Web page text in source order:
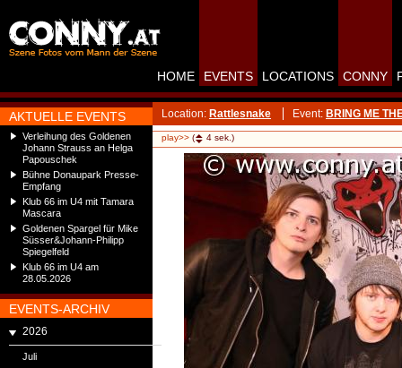
AKTUELLE EVENTS
Verleihung des Goldenen
Johann Strauss an Helga
Papouschek
Bühne Donaupark Presse-
Empfang
Klub 66 im U4 mit Tamara
Mascara
Goldenen Spargel für Mike
Süsser&Johann-Philipp
Spiegelfeld
Klub 66 im U4 am
28.05.2026
EVENTS-ARCHIV
2026
Juli
HOME EVENTS LOCATIONS CONNY
Location: Rattlesnake Event: BRING ME
play>> ( 4 sek.)